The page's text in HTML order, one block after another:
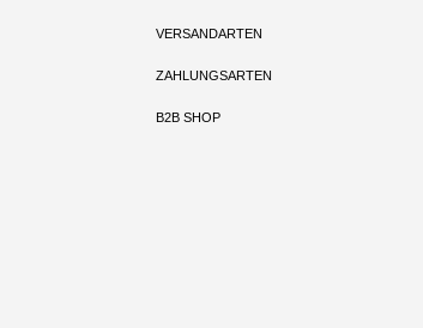
VERSANDARTEN
ZAHLUNGSARTEN
B2B SHOP